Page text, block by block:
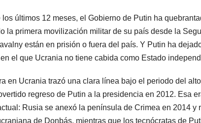
los últimos 12 meses, el Gobierno de Putin ha
la primera movilización militar de su país desde la
están en prisión o fuera del país. Y Putin ha
el que Ucrania no tiene cabida como Estado
en Ucrania trazó una clara línea bajo el periodo del
regreso de Putin a la presidencia en 2012. Esa
Rusia se anexó la península de Crimea en 2014 y
de Donbás, mientras que los tecnócratas de